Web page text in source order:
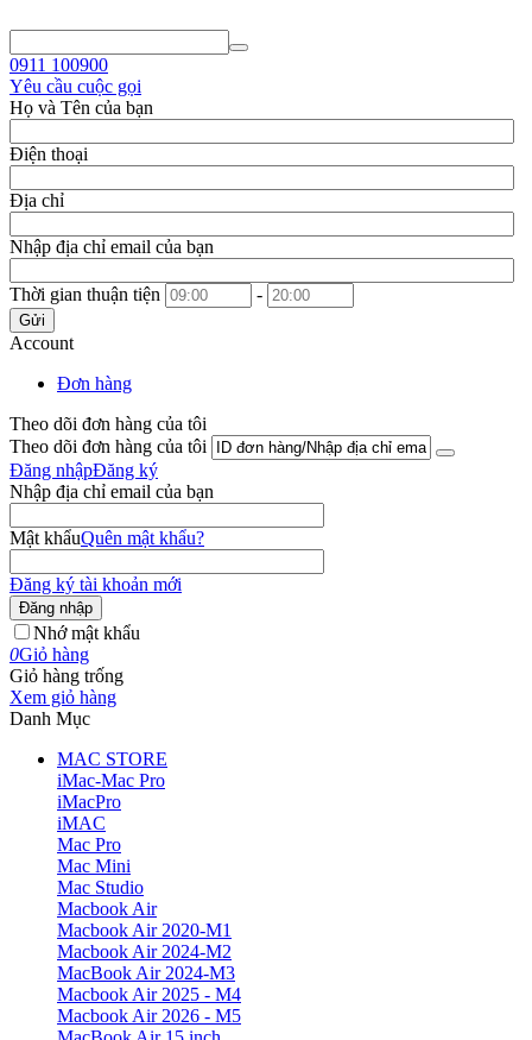
0911 100900
Yêu cầu cuộc gọi
Họ và Tên của bạn
Điện thoại
Địa chỉ
Nhập địa chỉ email của bạn
Thời gian thuận tiện -
Gửi
Account
Đơn hàng
Theo dõi đơn hàng của tôi
Theo dõi đơn hàng của tôi
Đăng nhậpĐăng ký
Nhập địa chỉ email của bạn
Mật khẩuQuên mật khẩu?
Đăng ký tài khoản mới
Đăng nhập
Nhớ mật khẩu
0Giỏ hàng
Giỏ hàng trống
Xem giỏ hàng
Danh Mục
MAC STORE
iMac-Mac Pro
iMacPro
iMAC
Mac Pro
Mac Mini
Mac Studio
Macbook Air
Macbook Air 2020-M1
Macbook Air 2024-M2
MacBook Air 2024-M3
Macbook Air 2025 - M4
Macbook Air 2026 - M5